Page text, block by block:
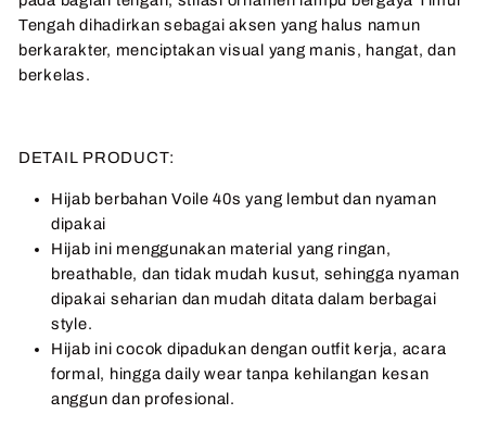
Tengah dihadirkan sebagai aksen yang halus namun
berkarakter, menciptakan visual yang manis, hangat, dan
berkelas.
DETAIL PRODUCT:
Hijab berbahan Voile 40s yang lembut dan nyaman
dipakai
Hijab ini menggunakan material yang ringan,
breathable, dan tidak mudah kusut, sehingga nyaman
dipakai seharian dan mudah ditata dalam berbagai
style.
Hijab ini cocok dipadukan dengan outfit kerja, acara
formal, hingga daily wear tanpa kehilangan kesan
anggun dan profesional.